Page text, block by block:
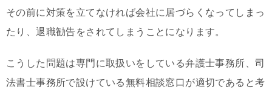
その前に対策を立てなければ会社に居づらくなってしまっ
たり、退職勧告をされてしまうことになります。
こうした問題は専門に取扱いをしている弁護士事務所、司
法書士事務所で設けている無料相談窓口が適切であると考